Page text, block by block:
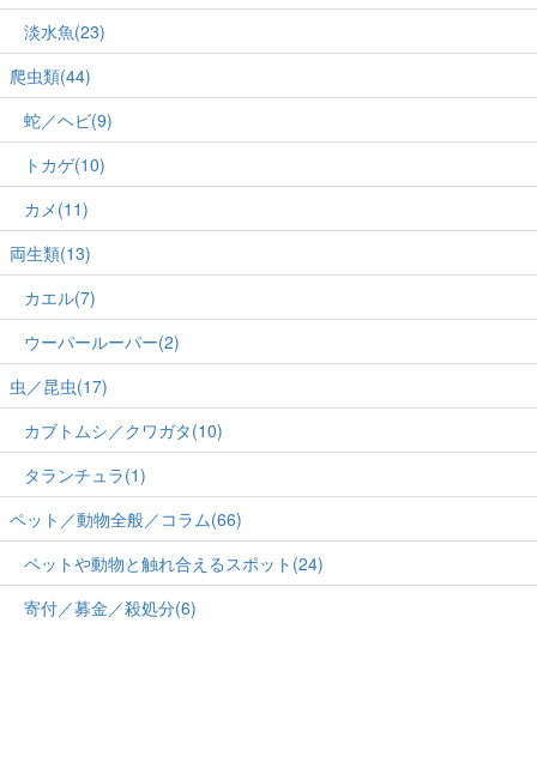
淡水魚(23)
爬虫類(44)
蛇／ヘビ(9)
トカゲ(10)
カメ(11)
両生類(13)
カエル(7)
ウーパールーパー(2)
虫／昆虫(17)
カブトムシ／クワガタ(10)
タランチュラ(1)
ペット／動物全般／コラム(66)
ペットや動物と触れ合えるスポット(24)
寄付／募金／殺処分(6)